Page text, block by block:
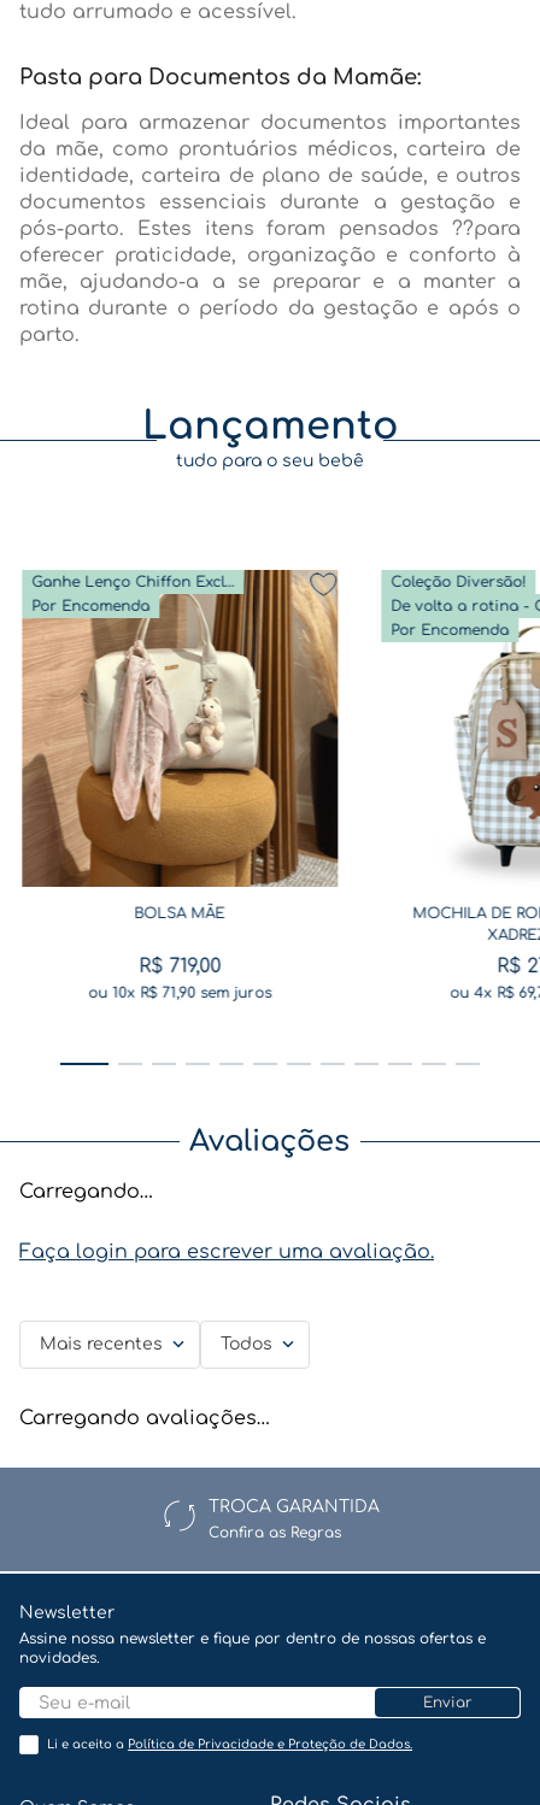
tudo arrumado e acessível.
Pasta para Documentos da Mamãe:
Ideal para armazenar documentos importantes
da mãe, como prontuários médicos, carteira de
identidade, carteira de plano de saúde, e outros
documentos essenciais durante a gestação e
pós-parto. Estes itens foram pensados ??para
oferecer praticidade, organização e conforto à
mãe, ajudando-a a se preparar e a manter a
rotina durante o período da gestação e após o
parto.
Lançamento
tudo para o seu bebê
Ganhe Lenço Chiffon Exclusivo
Por Encomenda
BOLSA MÃE
R$ 719,00
ou10x R$ 71,90sem juros
Coleção Diversão!
Por Encomenda
MOCHILA DE
R$
ou 4x R$ 69,
Avaliações
Carregando…
Faça login para escrever uma avaliação.
Mais recentes Todos
Carregando avaliações…
TROCA GARANTIDA
Confira as Regras
Newsletter
Assine nossa newsletter e fique por dentro de nossas ofertas e
novidades.
Enviar
Li e aceito a Política de Privacidade e Proteção de Dados.